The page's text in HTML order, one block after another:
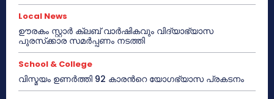
Local News
ഊരകം സ്റ്റാർ ക്ലബ് വാർഷികവും വിദ്യാഭ്യാസ
പുരസ്‌ക്കാര സമർപ്പണം നടത്തി
School & College
വിസ്മയം ഉണർത്തി 92 കാരൻറെ യോഗഭ്യാസ പ്രകടനം